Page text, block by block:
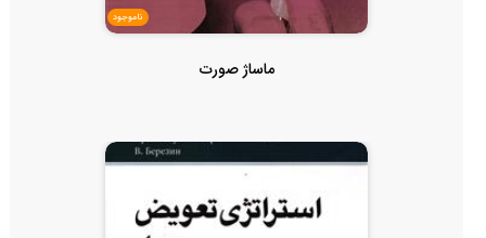
ناموجود
ماساژ صورت